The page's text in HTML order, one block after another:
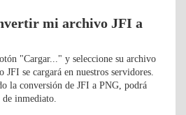
mi archivo JFI a
"Cargar..." y seleccione su archivo
JFI se cargará en nuestros servidores.
la conversión de JFI a PNG, podrá
de inmediato.